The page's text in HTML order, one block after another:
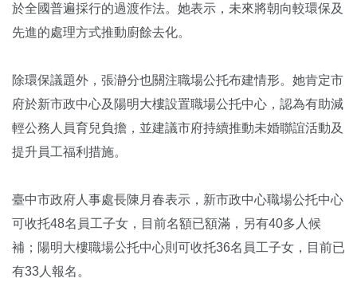
於全國普遍採行的過渡作法。她表示，未來將朝向較環保及
先進的處理方式推動廚餘去化。
除環保議題外，張瀞分也關注職場公托布建情形。她肯定市
府於新市政中心及陽明大樓設置職場公托中心，認為有助減
輕公務人員育兒負擔，並建議市府持續推動未婚聯誼活動及
提升員工福利措施。
臺中市政府人事處長陳月春表示，新市政中心職場公托中心
可收托48名員工子女，目前名額已額滿，另有40多人候
補；陽明大樓職場公托中心則可收托36名員工子女，目前已
有33人報名。